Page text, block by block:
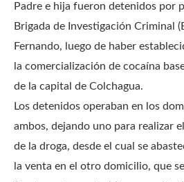
Padre e hija fueron detenidos por
Brigada de Investigación Criminal
Fernando, luego de haber
la comercialización de cocaína
de la capital de Colchagua.
Los detenidos operaban en los
ambos, dejando uno para realizar
de la droga, desde el cual se
la venta en el otro domicilio, que